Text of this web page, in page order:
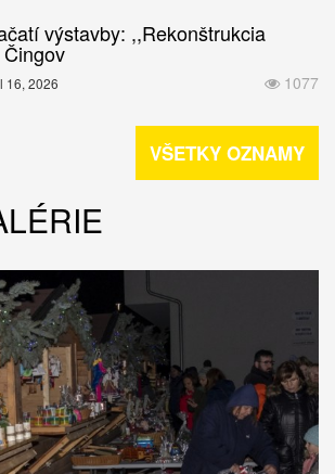
výstavby: ,,Rekonštrukcia
1077
16, 2026
VŠETKY OZNAMY